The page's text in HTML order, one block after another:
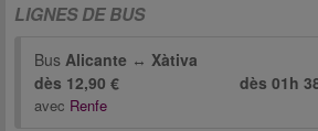
LIGNES DE BUS
Bus Alicante ↔ Xàtiva
dès 12,90 €
dès 01h
avec Renfe